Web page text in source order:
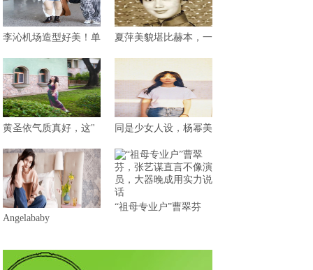
李沁机场造型好美！单 夏萍美貌堪比赫本，一
黄圣依气质真好，这" 同是少女人设，杨幂美
Angelababy
“祖母专业户”曹翠芬